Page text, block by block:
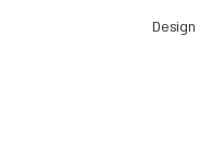
Design